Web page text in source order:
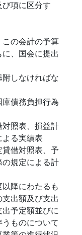
項に区分す
の会計の予算
、国会に提出
しなければな
債務負担行為
照表、損益計
る実績表
借対照表、予
規定による計
降にわたるも
出額及び支出
予定額並びに
ものについて